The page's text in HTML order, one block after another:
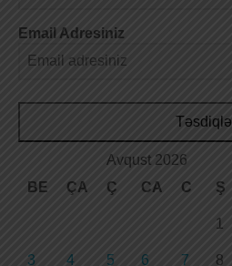
Email Adresiniz
Təsdiqlə
Avqust 2026
BE
ÇA Ç CA C Ş
1
3 4 5 6 7 8